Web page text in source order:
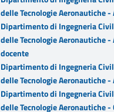
delle Tecnologie Aeronautiche -
Dipartimento di Ingegneria
delle Tecnologie Aeronautiche
docente
Dipartimento di Ingegneria
delle Tecnologie Aeronautiche
Dipartimento di Ingegneria
delle Tecnologie Aeronautiche -